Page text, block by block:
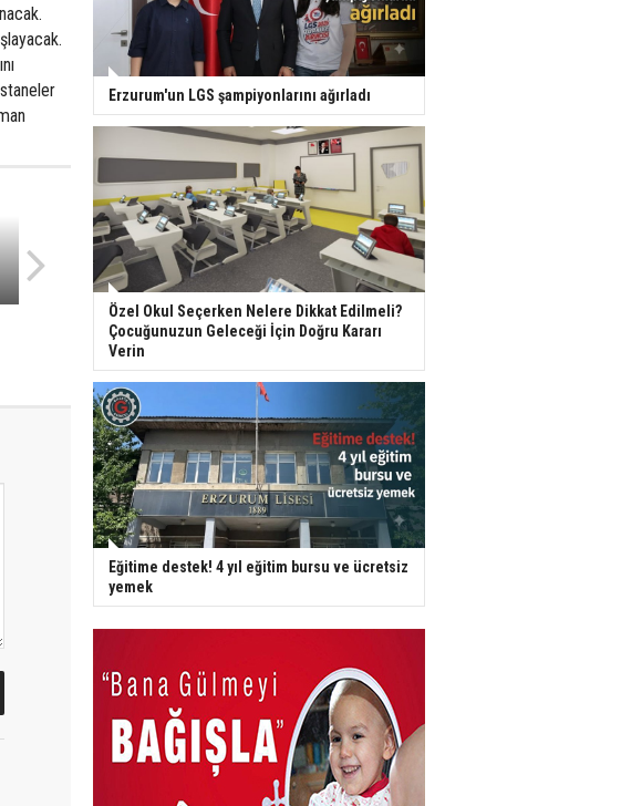
Erzurum'un LGS şampiyonlarını ağırladı
Özel Okul Seçerken Nelere Dikkat Edilmeli?
Çocuğunuzun Geleceği İçin Doğru Kararı
Verin
Eğitime destek! 4 yıl eğitim bursu ve ücretsiz
yemek